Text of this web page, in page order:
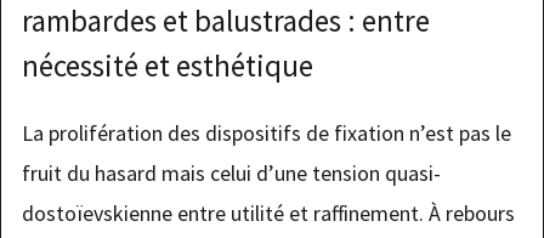
rambardes et balustrades : entre
nécessité et esthétique
La prolifération des dispositifs de fixation n’est pas le
fruit du hasard mais celui d’une tension quasi-
dostoïevskienne entre utilité et raffinement. À rebours